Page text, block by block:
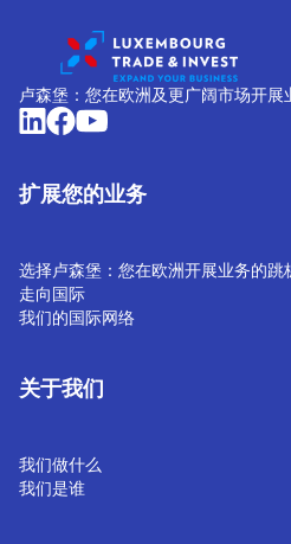
卢森堡：您在欧洲及更广阔市场开展
扩展您的业务
选择卢森堡：您在欧洲开展业务的跳
走向国际
我们的国际网络
关于我们
我们做什么
我们是谁